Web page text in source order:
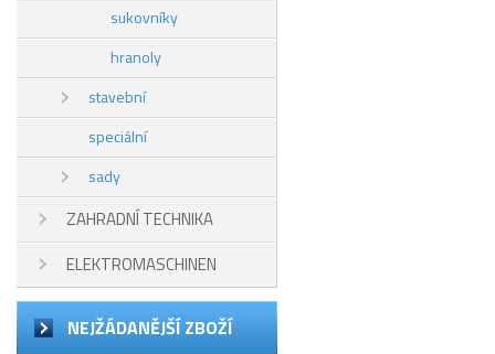
sukovníky
hranoly
stavební
speciální
sady
ZAHRADNÍ TECHNIKA
ELEKTROMASCHINEN
NEJŽÁDANĚJŠÍ ZBOŽÍ